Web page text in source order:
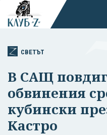
СВЕТЪТ
В САЩ
обвинения
кубински
Кастро